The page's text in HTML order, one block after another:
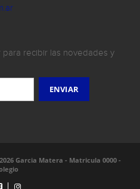
recibir las novedades y
Garcia Matera - Matricula 0000 -